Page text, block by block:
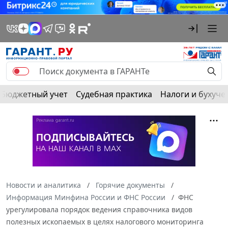
Бюджетный учет Судебная практика Налоги и
Новости и аналитика
Горячие документы
Информация Минфина России и ФНС России
ФНС
урегулировала порядок ведения справочника видов
полезных ископаемых в целях налогового мониторинга